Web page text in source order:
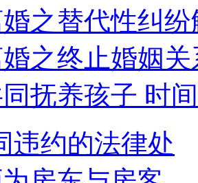
之替代性纠
之终止婚姻关
抚养孩子 时